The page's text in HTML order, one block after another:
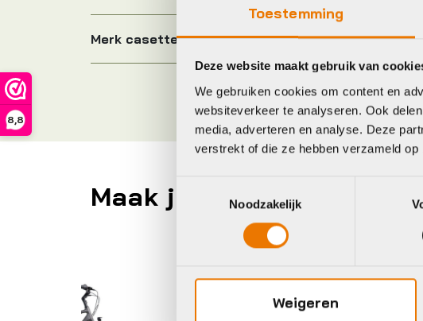
Toestemming
Deze website maakt gebruik van
We gebruiken cookies om content en
websiteverkeer te analyseren. Ook
media, adverteren en analyse. Deze
verstrekt of die ze hebben verzameld
Noodzakelijk
Weigeren
8,8
Merk casette
Maak je fiets compleet